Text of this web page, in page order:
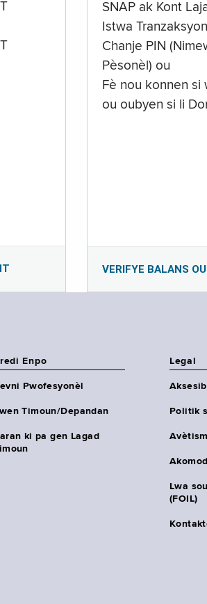
SNAP ak Kont
Istwa Tranzaksyon
Chanje PIN
Pèsonèl) ou
Fè nou konnen si
ou oubyen si li
VERIFYE BALANS OU
Enpo
Pwofesyonèl
Timoun/Depandan
ki pa gen Lagad
Legal
Politik
Lwa
(FOIL)